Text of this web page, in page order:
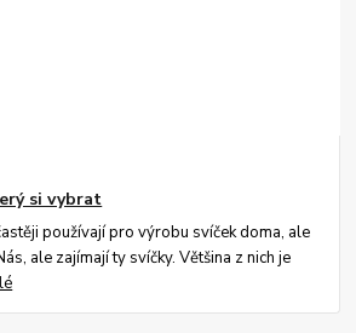
si vybrat
používají pro výrobu svíček doma, ale
ale zajímají ty svíčky. Většina z nich je